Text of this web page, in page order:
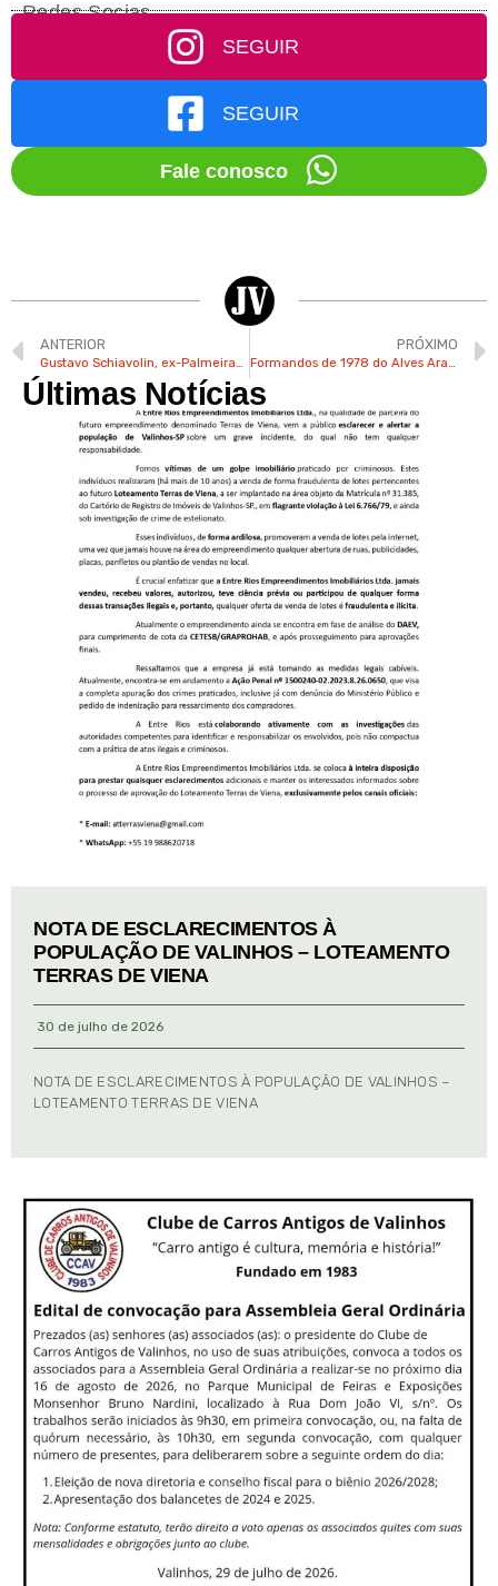
Redes Socias
SEGUIR
SEGUIR
Fale conosco
ANTERIOR
Gustavo Schiavolin, ex-Palmeiras, jogará em evento beneficente neste sábado em Valinhos
PRÓXIMO
Formandos de 1978 do Alves Aranha em Valinhos se reencontram
Últimas Notícias
NOTA DE ESCLARECIMENTOS À
POPULAÇÃO DE VALINHOS – LOTEAMENTO
TERRAS DE VIENA
30 de julho de 2026
NOTA DE ESCLARECIMENTOS À POPULAÇÃO DE VALINHOS –
LOTEAMENTO TERRAS DE VIENA